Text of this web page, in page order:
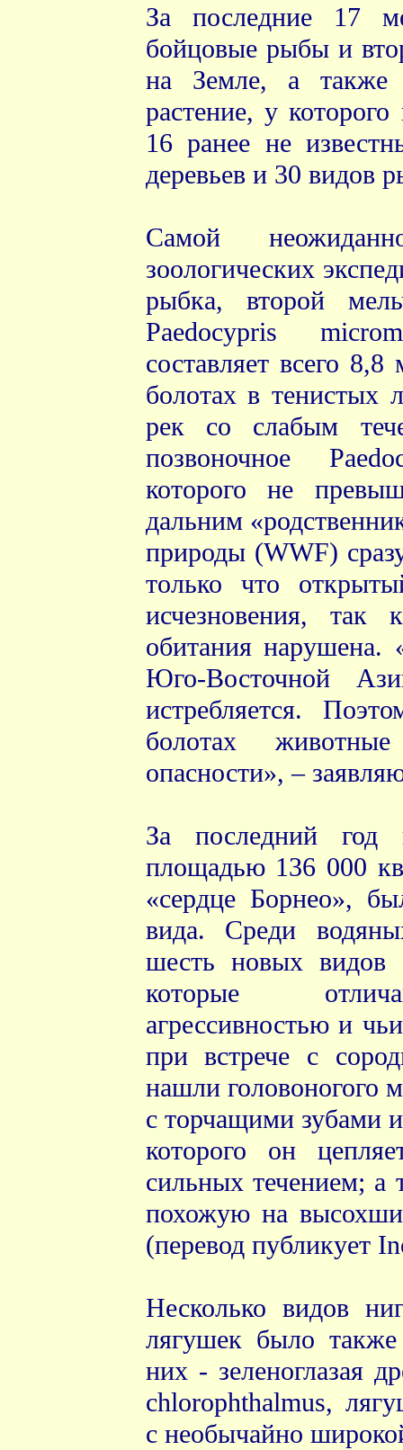
За последние 17
бойцовые рыбы и
на Земле, а также
растение, у
16 ранее не
деревьев и 30 видов
Самой
зоологических
рыбка, второй
Paedocypris
составляет всего
болотах в тенистых
рек со слабым
позвоночное
которого не
дальним
природы (WWF)
только что
исчезновения, так
обитания нарушена.
Юго-Восточной
истребляется.
болотах
опасности», –
За последний год
площадью 136 000
«сердце Борнео»,
вида. Среди
шесть новых видов
которые
агрессивностью и
при встрече с
нашли головоногого
с торчащими зубами
которого он
сильных течением;
похожую на
(перевод публикует
Несколько видов
лягушек было
них - зеленоглазая
chlorophthalmus,
с необычайно